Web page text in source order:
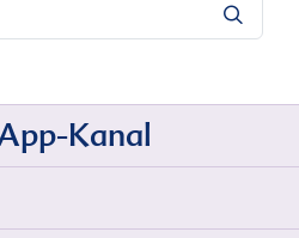
Kanal